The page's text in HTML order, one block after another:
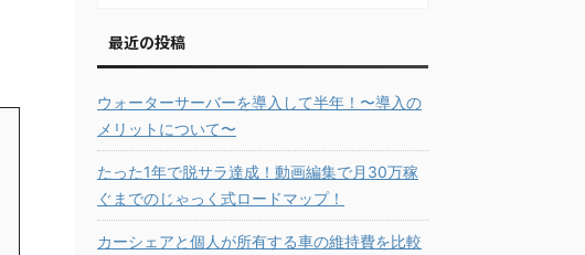
最近の投稿
ウォーターサーバーを導入して半年！〜導入の
メリットについて〜
たった1年で脱サラ達成！動画編集で月30万稼
ぐまでのじゃっく式ロードマップ！
カーシェアと個人が所有する車の維持費を比較